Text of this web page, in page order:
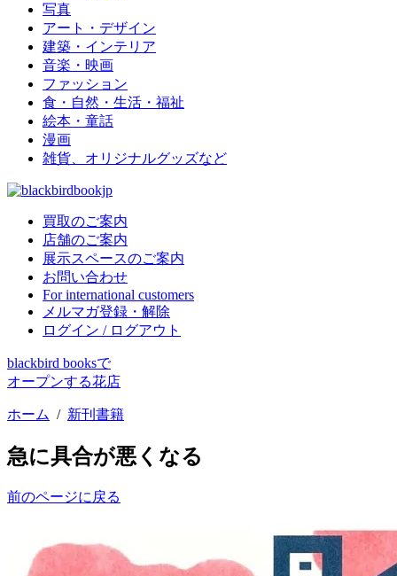
写真
アート・デザイン
建築・インテリア
音楽・映画
ファッション
食・自然・生活・福祉
絵本・童話
漫画
雑貨、オリジナルグッズなど
買取のご案内
店舗のご案内
展示スペースのご案内
お問い合わせ
For international customers
メルマガ登録・解除
ログイン / ログアウト
blackbird booksで
オープンする花店
ホーム / 新刊書籍
急に具合が悪くなる
前のページに戻る